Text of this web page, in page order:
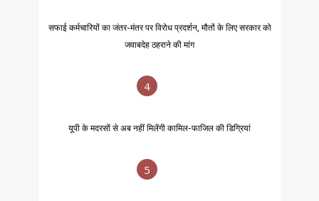
सफाई कर्मचारियों का जंतर-मंतर पर विरोध प्रदर्शन, मौतों के लिए सरकार को
जवाबदेह ठहराने की मांग
4
यूपी के मदरसों से अब नहीं मिलेंगी कामिल-फाजिल की डिग्रियां
5